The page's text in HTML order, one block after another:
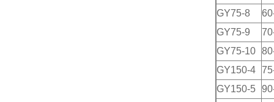
GY75-8
GY75-9
GY75-10
GY150-4
GY150-5